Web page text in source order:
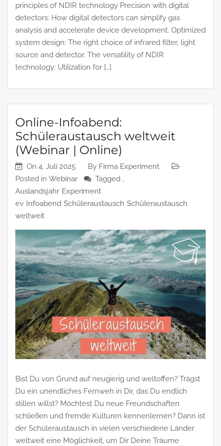
principles of NDIR technology Precision with digital
detectors: How digital detectors can simplify gas
analysis and accelerate device development. Optimized
system design: The right choice of infrared filter, light
source and detector. The versatility of NDIR
technology: Utilization for […]
Online-Infoabend:
Schüleraustausch weltweit
(Webinar | Online)
On 4. Juli 2025 By Firma Experiment
Posted in Webinar
Tagged ,
Auslandsjahr Experiment
ev Infoabend Schüleraustausch Schüleraustausch
weltweit
Bist Du von Grund auf neugierig und weltoffen? Trägst
Du ein unendliches Fernweh in Dir, das Du endlich
stillen willst? Möchtest Du neue Freundschaften
schließen und fremde Kulturen kennenlernen? Dann ist
der Schüleraustausch in vielen verschiedene Länder
weltweit eine Möglichkeit, um Dir Deine Träume